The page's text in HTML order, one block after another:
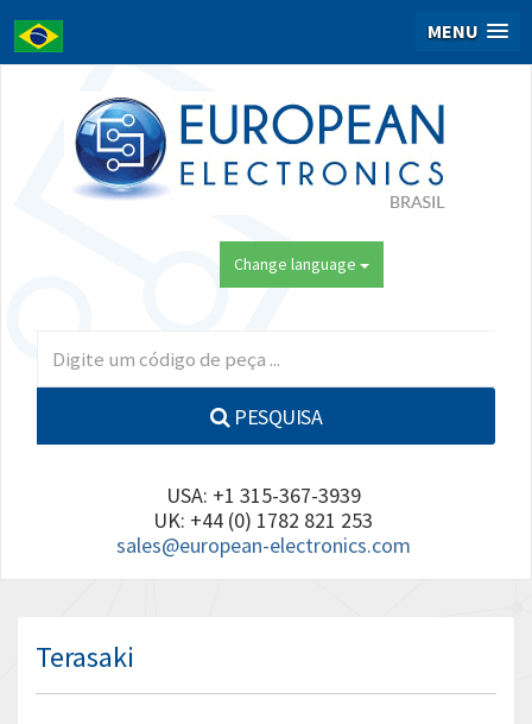
MENU
Change language
PESQUISA
USA: +1 315-367-3939
UK: +44 (0) 1782 821 253
sales@european-electronics.com
Terasaki